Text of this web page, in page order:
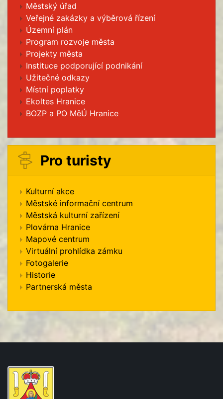
Městský úřad
Veřejné zakázky a výběrová řízení
Územní plán
Program rozvoje města
Projekty města
Instituce podporující podnikání
Užitečné odkazy
Místní poplatky
Ekoltes Hranice
BOZP a PO MěÚ Hranice
Pro turisty
Kulturní akce
Městské informační centrum
Městská kulturní zařízení
Plovárna Hranice
Mapové centrum
Virtuální prohlídka zámku
Fotogalerie
Historie
Partnerská města